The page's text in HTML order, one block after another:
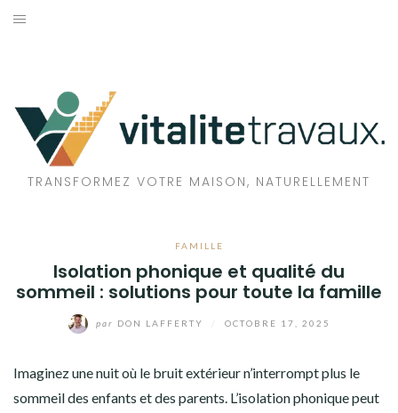
Aller
TRANSFORMEZ VOTRE MAISON, NATURELLEMENT
FAMILLE
Isolation phonique et qualité du
sommeil : solutions pour toute la famille
par DON LAFFERTY OCTOBRE 17, 2025
Imaginez une nuit où le bruit extérieur n’interrompt plus le
sommeil des enfants et des parents. L’isolation phonique peut
ÉCOLOGIE
BIEN-ÊTRE